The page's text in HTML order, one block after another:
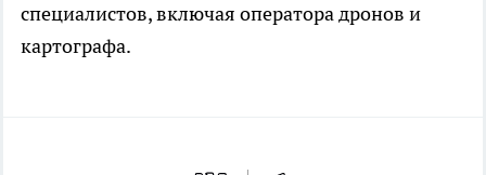
специалистов, включая оператора дронов и
картографа.